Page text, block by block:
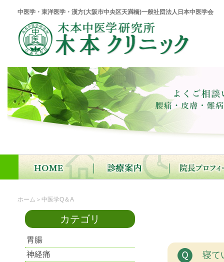
中医学・東洋医学・漢方(大阪市中央区天満橋)一般社団法人日本中医学会
ホーム ＞中医学Q＆A
寝て
カテゴリ
胃腸
神経痛